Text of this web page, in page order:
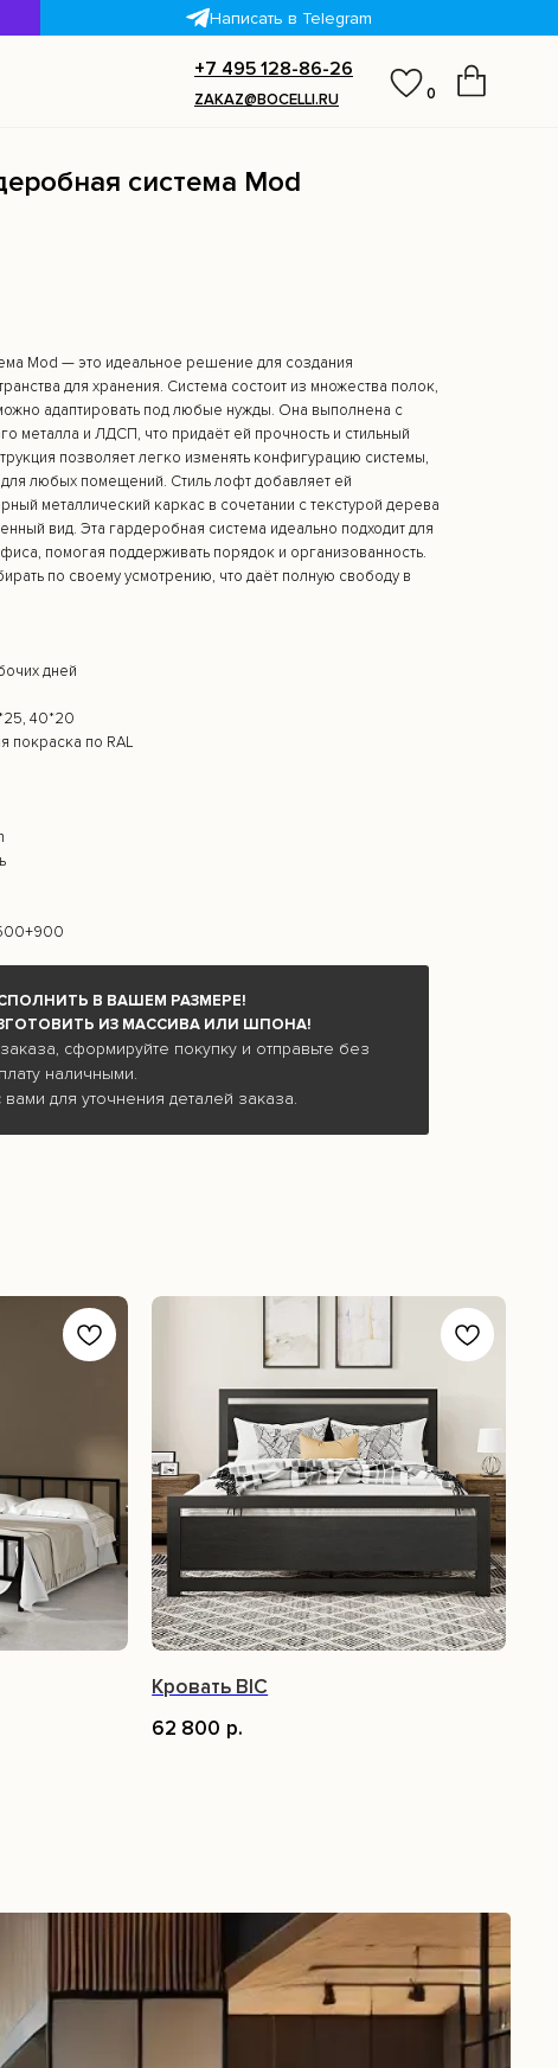
Написать в Telegram
0
+7 495 128-86-26
ZAKAZ@BOCELLI.RU
система Mod
Mod — это идеальное решение для создания
для хранения. Система состоит из множества полок,
адаптировать под любые нужды. Она выполнена с
металла и ЛДСП, что придаёт ей прочность и стильный
позволяет легко изменять конфигурацию системы,
любых помещений. Стиль лофт добавляет ей
металлический каркас в сочетании с текстурой дерева
вид. Эта гардеробная система идеально подходит для
помогая поддерживать порядок и организованность.
по своему усмотрению, что даёт полную свободу в
дней
40*20
покраска по RAL
В ВАШЕМ РАЗМЕРЕ!
ИЗ МАССИВА ИЛИ ШПОНА!
сформируйте покупку и отправьте без
наличными.
для уточнения деталей заказа.
Кровать BIC
62 800 р.